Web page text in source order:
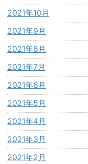
2021年10月
2021年9月
2021年8月
2021年7月
2021年6月
2021年5月
2021年4月
2021年3月
2021年2月